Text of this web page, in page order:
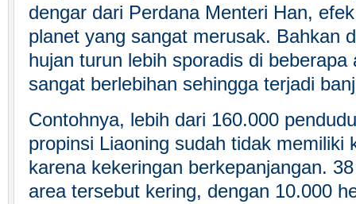
dengar dari Perdana Menteri Han,
planet yang sangat merusak. Bahkan
hujan turun lebih sporadis di beberapa
sangat berlebihan sehingga terjadi
Contohnya, lebih dari 160.000
propinsi Liaoning sudah tidak memiliki
karena kekeringan berkepanjangan.
area tersebut kering, dengan 10.000